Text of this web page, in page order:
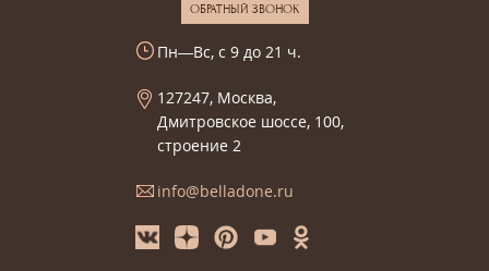
ОБРАТНЫЙ ЗВОНОК
Пн—Вс, с 9 до 21 ч.
127247, Москва,
Дмитровское шоссе, 100,
строение 2
info@belladone.ru